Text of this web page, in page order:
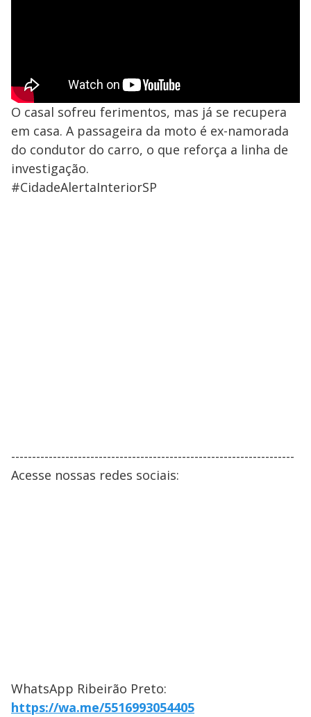
O casal sofreu ferimentos, mas já se recupera
em casa. A passageira da moto é ex-namorada
do condutor do carro, o que reforça a linha de
investigação.
#CidadeAlertaInteriorSP
--------------------------------------------------------------------
Acesse nossas redes sociais:
WhatsApp Ribeirão Preto:
https://wa.me/5516993054405